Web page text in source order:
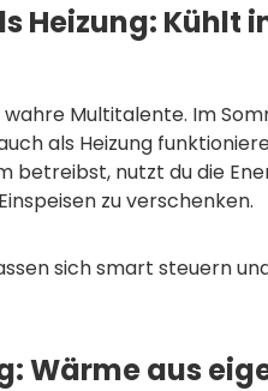
Heizung: Kühlt
wahre Multitalente. Im
als Heizung
betreibst, nutzt du die
zu verschenken.
sich smart steuern
Wärme aus